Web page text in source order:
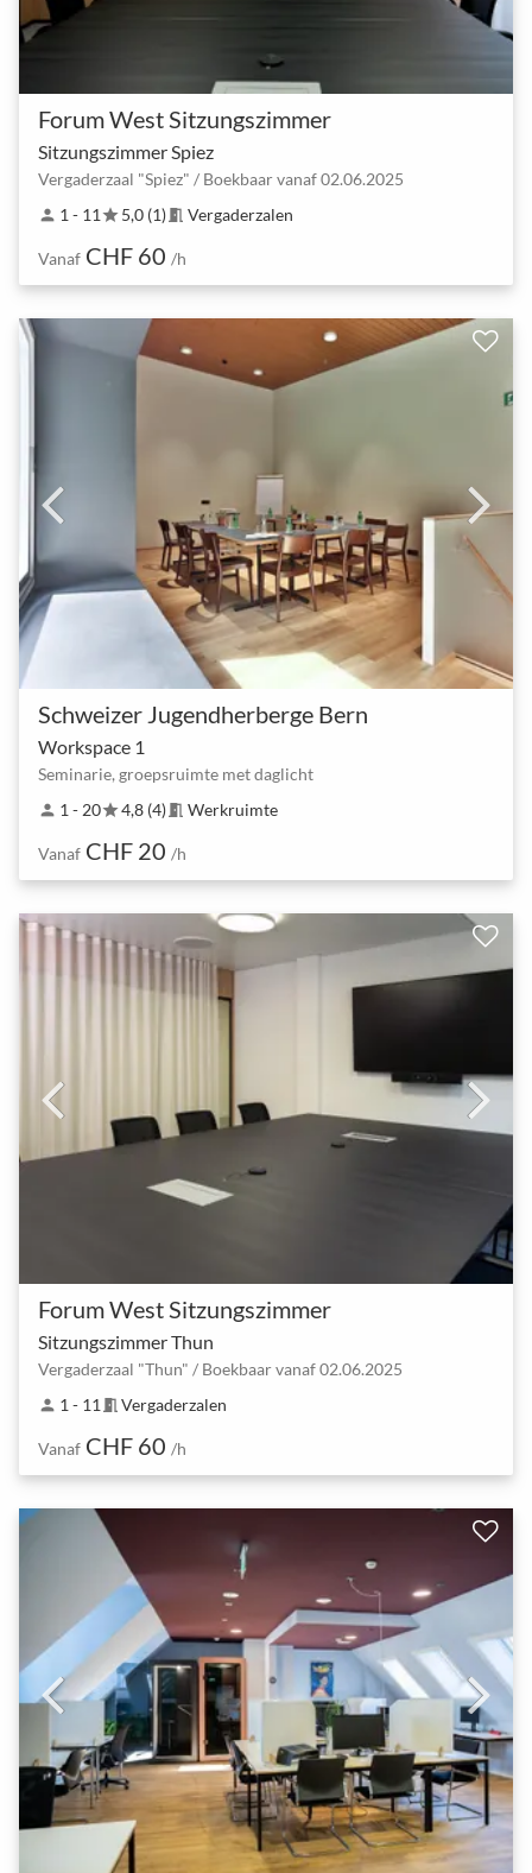
Forum West Sitzungszimmer
Sitzungszimmer Spiez
Vergaderzaal "Spiez" / Boekbaar vanaf 02.06.2025
person 1 - 11star5,0 (1) meeting_room Vergaderzalen
Vanaf CHF 60 /h
Schweizer Jugendherberge Bern
Workspace 1
Seminarie, groepsruimte met daglicht
person 1 - 20star4,8 (4) meeting_room Werkruimte
Vanaf CHF 20 /h
Forum West Sitzungszimmer
Sitzungszimmer Thun
Vergaderzaal "Thun" / Boekbaar vanaf 02.06.2025
person 1 - 11 meeting_room Vergaderzalen
Vanaf CHF 60 /h